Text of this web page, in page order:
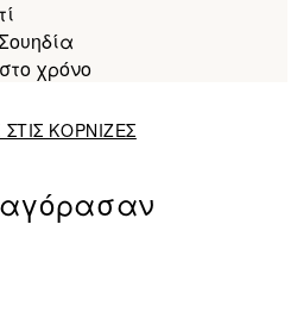
χρόνο
ΚΟΡΝΙΖΕΣ